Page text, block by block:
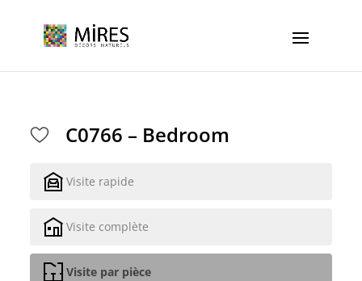
C0766 – Bedroom
Visite rapide
Visite complète
Visite par pièce